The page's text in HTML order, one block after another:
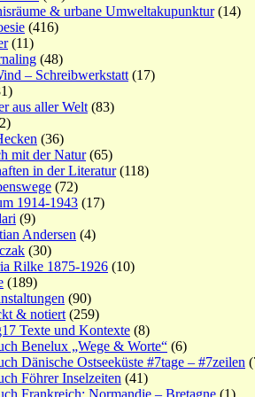
& urbane Umweltakupunktur(14)
(416)
(11)
(48)
– Schreibwerkstatt (17)
aus aller Welt (83)
(36)
mit der Natur(65)
in der Literatur(118)
(72)
1914-1943 (17)
(9)
Andersen (4)
(30)
Rilke 1875-1926 (10)
(189)
(90)
& notiert (259)
Texte und Kontexte (8)
Benelux „Wege & Worte“ (6)
Dänische Ostseeküste #7tage – #7zeilen
Föhrer Inselzeiten (41)